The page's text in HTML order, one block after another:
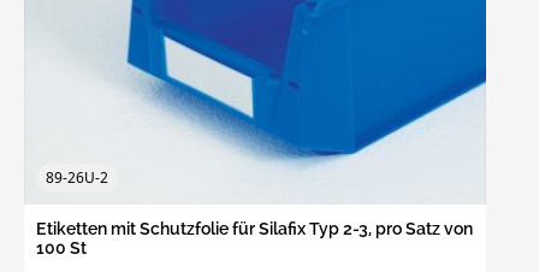
89-26U-2
Etiketten mit Schutzfolie für Silafix Typ 2-3, pro Satz von
100 St